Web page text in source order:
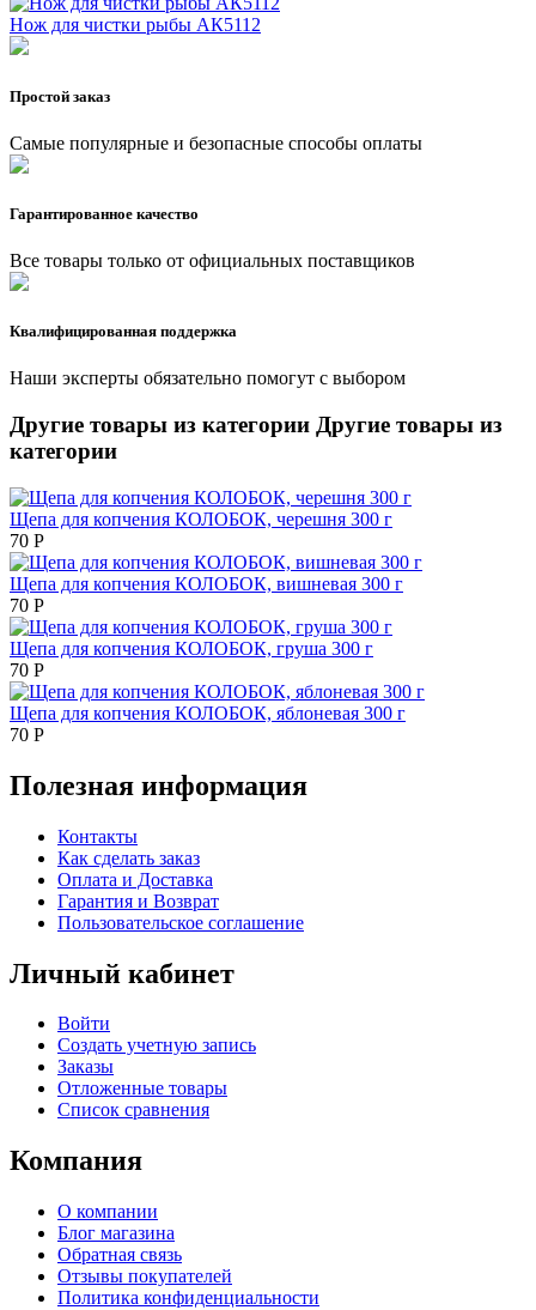
Нож для чистки рыбы АК5112
Простой заказ
Самые популярные и безопасные способы оплаты
Гарантированное качество
Все товары только от официальных поставщиков
Квалифицированная поддержка
Наши эксперты обязательно помогут с выбором
Другие товары из категории Другие товары из
категории
Щепа для копчения КОЛОБОК, черешня 300 г
70 Р
Щепа для копчения КОЛОБОК, вишневая 300 г
70 Р
Щепа для копчения КОЛОБОК, груша 300 г
70 Р
Щепа для копчения КОЛОБОК, яблоневая 300 г
70 Р
Полезная информация
Контакты
Как сделать заказ
Оплата и Доставка
Гарантия и Возврат
Пользовательское соглашение
Личный кабинет
Войти
Создать учетную запись
Заказы
Отложенные товары
Список сравнения
Компания
О компании
Блог магазина
Обратная связь
Отзывы покупателей
Политика конфиденциальности